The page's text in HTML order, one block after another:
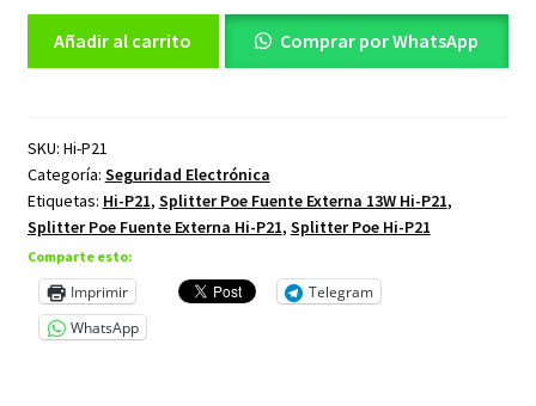
13W
Hi-
P21
cantidad
Añadir al carrito Comprar por WhatsApp
SKU: Hi-P21
Categoría: Seguridad Electrónica
Etiquetas: Hi-P21, Splitter Poe Fuente Externa 13W Hi-P21,
Splitter Poe Fuente Externa Hi-P21, Splitter Poe Hi-P21
Comparte esto:
Imprimir
Telegram
WhatsApp